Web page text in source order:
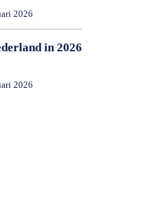
2026
in 2026
2026